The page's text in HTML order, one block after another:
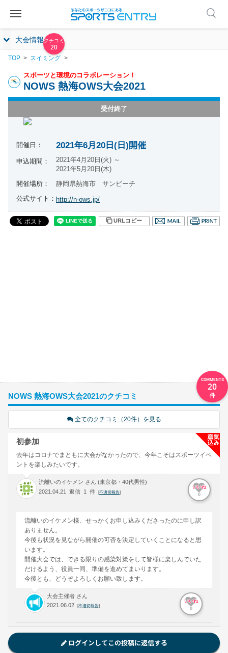
大会情報
20
TOP スイミング
スポーツと環境のコラボレーション！
NOWS 熱海OWS大会2021
受付終了
開催日： 2021年6月20日(日)開催
申込期間：
2021年4月20日(火) ～
2021年5月20日(木)
開催場所：
静岡県熱海市 サンビーチ
公式サイト： http://n-ows.jp/
URLコピー
20
NOWS 熱海OWS大会2021のクチコミ
全てのクチコミ（20件）を見る
初参加
去年はコロナでまともに大会がなかったので、今年こそはスポーツイベ
ントを楽しみたいです。
流離いのイケメン さん (東京都・40代男性)
2021.04.21 返信 1 件
[不適切報告] 0
いいね
流離いのイケメン様、せっかくお申し込みくださったのに申し訳
ありません。
今後も状況を見ながら開催の可否を決定していくことになると思
います。
開催大会では、できる限りの感染対策をして皆様に楽しんでいた
だけるよう、役員一同、準備を進めてまいります。
今後とも、どうぞよろしくお願い致します。
大会主催者 さん
2021.06.02
[不適切報告]
0
いいね
ログインしてこの投稿に返信する